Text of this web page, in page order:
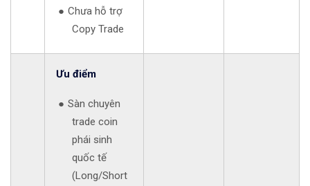
Chưa hỗ trợ
Copy Trade
Ưu điểm
Sàn chuyên
trade coin
phái sinh
quốc tế
(Long/Short